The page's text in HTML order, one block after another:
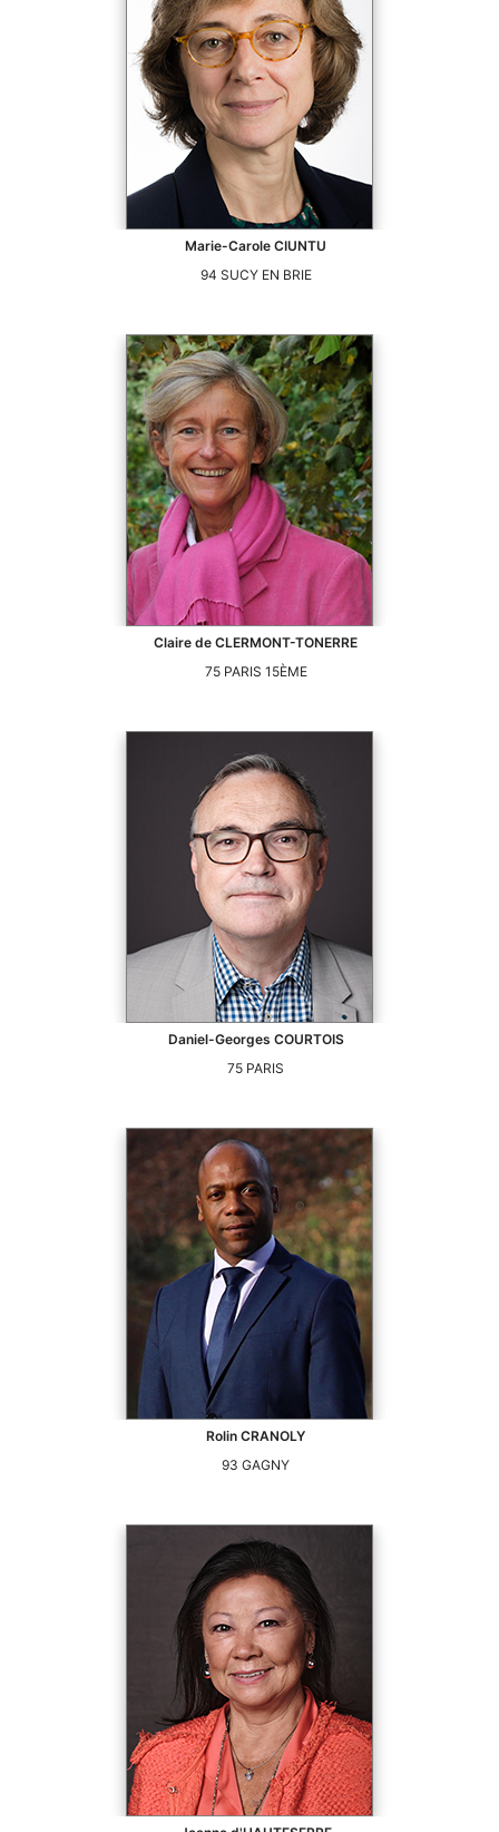
Marie-Carole CIUNTU
94 SUCY EN BRIE
Claire de CLERMONT-TONERRE
75 PARIS 15ÈME
Daniel-Georges COURTOIS
75 PARIS
Rolin CRANOLY
93 GAGNY